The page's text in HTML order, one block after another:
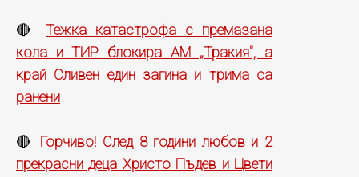
🔴 Тежка катастрофа с премазана
кола и ТИР блокира АМ „Тракия", а
край Сливен един загина и трима са
ранени
🔴 Горчиво! След 8 години любов и 2
прекрасни деца Христо Пъдев и Цвети